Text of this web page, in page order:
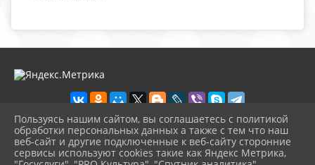
2026 г. detbibl.okusp.ru
Вход
Пользуясь нашим сайтом, вы соглашаетесь с политикой
обработки персональных данных а также с тем что наш
веб-сайт и другие подключенные к веб-сайту сторонние
сервисы используют cookies такие как Яндекс Метрика,